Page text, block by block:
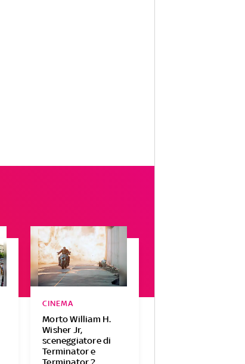
Morto William H.
Wisher Jr,
sceneggiatore di
Terminator e
CINEMA